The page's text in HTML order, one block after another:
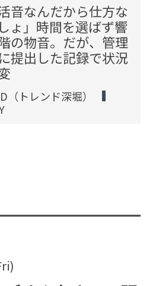
活音なんだから仕方な
ょ」時間を選ばず響
の物音。だが、管理
提出した記録で状況
（トレンド深堀）